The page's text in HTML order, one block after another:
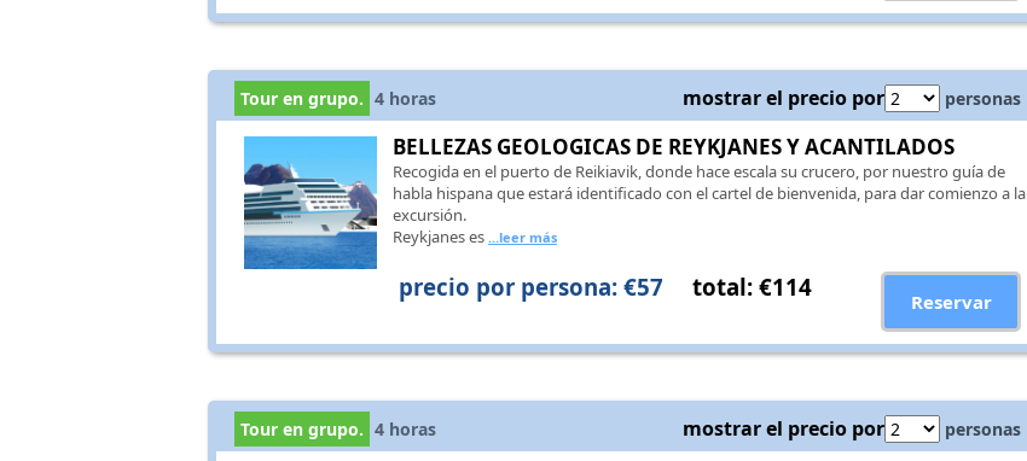
Tour en grupo. 4 horas mostrar el precio por personas
BELLEZAS GEOLOGICAS DE REYKJANES Y ACANTILADOS
Recogida en el puerto de Reikiavik, donde hace escala su crucero, por nuestro guía de
habla hispana que estará identificado con el cartel de bienvenida, para dar comienzo a la
excursión.
Reykjanes es ...leer más
precio por persona: €57 total: €114 Reservar
Tour en grupo. 4 horas mostrar el precio por personas